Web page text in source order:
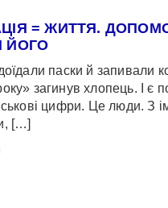
= ЖИТТЯ.
ЙОГО
паски й запивали
загинув хлопець. І є
цифри. Це люди. З
[…]